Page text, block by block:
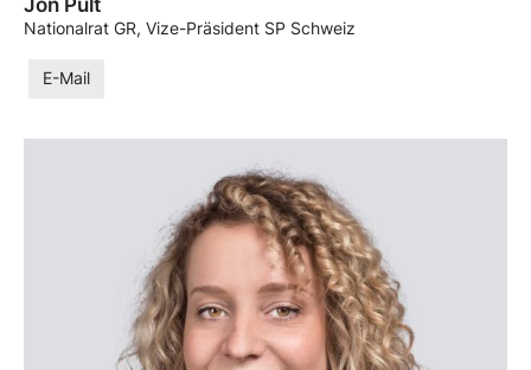
Nationalrat GR, Vize-Präsident SP Schweiz
E-Mail